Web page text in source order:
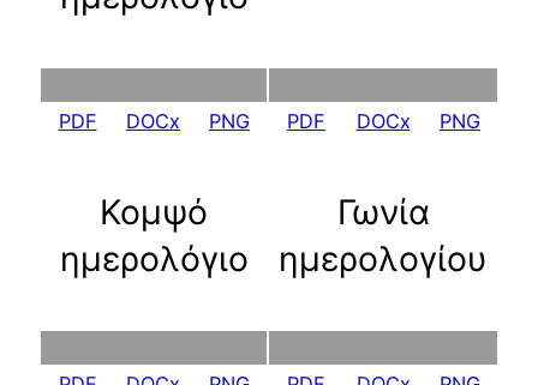
PDF DOCx PNG PDF DOCx PNG
Κομψό
ημερολόγιο
Γωνία
ημερολογίου